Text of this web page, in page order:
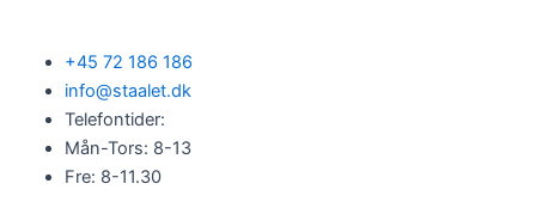
+45 72 186 186
info@staalet.dk
Telefontider:
Mån-Tors: 8-13
Fre: 8-11.30